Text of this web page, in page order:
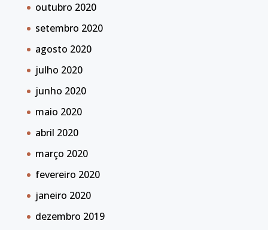
outubro 2020
setembro 2020
agosto 2020
julho 2020
junho 2020
maio 2020
abril 2020
março 2020
fevereiro 2020
janeiro 2020
dezembro 2019